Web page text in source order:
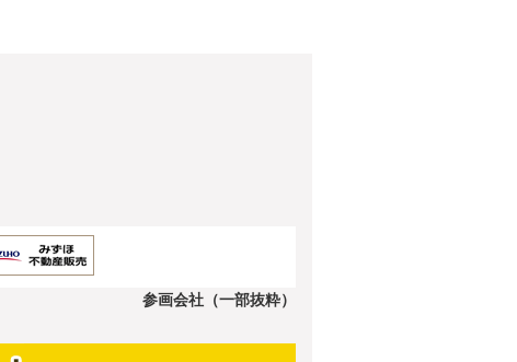
参画会社（一部抜粋）